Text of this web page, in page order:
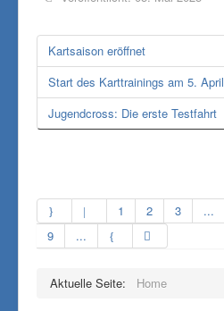
Kartsaison eröffnet
Start des Karttrainings am 5. April
Jugendcross: Die erste Testfahrt
1
2 3 ...
9
...
Aktuelle Seite: Home